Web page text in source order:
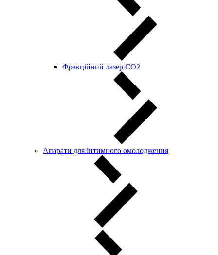
Фракційний лазер СО2
Апарати для інтимного омолодження